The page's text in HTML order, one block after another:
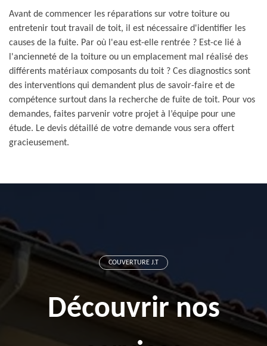
Avant de commencer les réparations sur votre toiture ou
entretenir tout travail de toit, il est nécessaire d'identifier les
causes de la fuite. Par où l'eau est-elle rentrée ? Est-ce lié à
l'ancienneté de la toiture ou un emplacement mal réalisé des
différents matériaux composants du toit ? Ces diagnostics sont
des interventions qui demandent plus de savoir-faire et de
compétence surtout dans la recherche de fuite de toit. Pour vos
demandes, faites parvenir votre projet à l’équipe pour une
étude. Le devis détaillé de votre demande vous sera offert
gracieusement.
COUVERTURE J.T
Découvrir nos